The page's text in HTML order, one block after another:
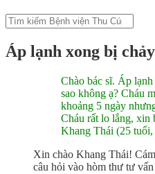
Áp lạnh xong bị
Chào bác sĩ. Áp
sao không ạ? Cháu
khoảng 5 ngày
Cháu rất lo lắng, xin
Khang Thái (25
Xin chào Khang Thái!
câu hỏi vào hòm thư tư vấn